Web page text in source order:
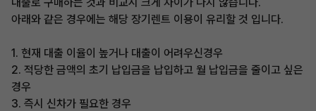
아래와 같은 경우에는 해당 장기렌트 이용이 유리할 것 입니다.
1. 현재 대출 이율이 높거나 대출이 어려우신경우
2. 적당한 금액의 초기 납입금을 납입하고 월 납입금을 줄이고 싶은
경우
3. 즉시 신차가 필요한 경우